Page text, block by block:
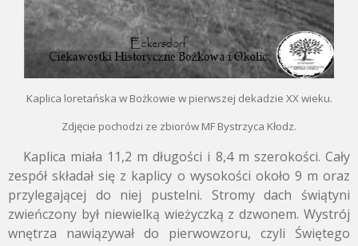
Kaplica loretańska w Bożkowie w pierwszej dekadzie XX wieku.
Zdjęcie pochodzi ze zbiorów MF Bystrzyca Kłodz.
Kaplica miała 11,2 m długości i 8,4 m szerokości. Cały
zespół składał się z kaplicy o wysokości około 9 m oraz
przylegającej do niej pustelni. Stromy dach świątyni
zwieńczony był niewielką wieżyczką z dzwonem. Wystrój
wnętrza nawiązywał do pierwowzoru, czyli Świętego